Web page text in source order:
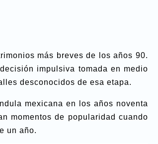
más breves de los años 90.
impulsiva tomada en medio
desconocidos de esa etapa.
mexicana en los años noventa
momentos de popularidad cuando
un año.